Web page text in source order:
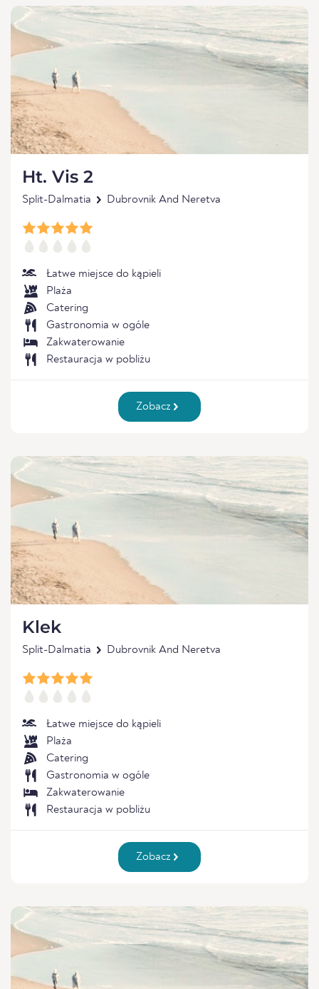
Ht. Vis 2
Split-Dalmatia Dubrovnik And Neretva
Łatwe miejsce do kąpieli
Plaża
Catering
Gastronomia w ogóle
Zakwaterowanie
Restauracja w pobliżu
Zobacz
Klek
Split-Dalmatia Dubrovnik And Neretva
Łatwe miejsce do kąpieli
Plaża
Catering
Gastronomia w ogóle
Zakwaterowanie
Restauracja w pobliżu
Zobacz